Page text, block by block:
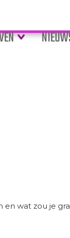
en wat zou je